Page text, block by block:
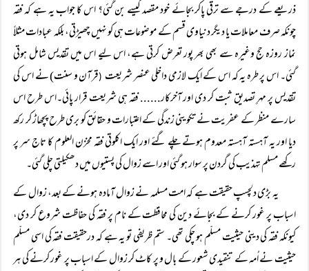
ذریعے کے درجے سے ترقی پاکر بجائے خود مقصد کیسے بن گئی؟ اس کا جواب یہ ہے کہ فقہ
چونکہ صرف معاملات یا دیگر دنیاوی قسم کے موضوعات ہی کو نہیں چھیڑتی، بلکہ عبادات مثلاً
نماز روزہ حج وغیرہ سے بھی بھر پور تعرض کرتی ہے، اس لیے اس میں تقدیس شامل ہوتی
گئی۔ اس پر طرہ یہ کہ اس کے ایک لازمی داخلی عنصر شریعت (قرآن و سنت) نے اس کی
تقدیس پر مہرِ تصدیق ثبت کر دی اور آخرکار...... فقہ ہی شریعت قرار پائی۔اس طرح اس
سارے منظر کے عفریت نے تکوینی زندگی کے اعتبارات و حقائق کو بری طرح پچھاڑ کر رکھ
دیا اور یہ آہستہ آہستہ معدوم ہوتے چلے گئے اور ایک اکلوتی فقہ مخزن العلوم کا تاج سر پر
رکھے مسلم تہذیب کی گردن پر سوار ہو گئی اور اسے زوال کی پستیوں میں دھکیلتی چلی گئی۔
یہ بڑی دلچسپ حقیقت ہے کہ امت مسلمہ نے زوال آمادہ ہونے کے بعد، زوال کے
اسباب پر غور کرنے کے بجائے دین کی محافظت کے نام پر فقہ کی حفاظت شروع کر دی،
کیونکہ فقہ کی دینی حیثیت مسلّم ہو چکی تھی۔ ستم ظریفی تو یہ ہے کہ درحقیقت فقہ کی اسی مسلّم
حیثیت نے اُمہ کے تنقیدی شعور کے بال و پر کاٹ کر زوال کے اسباب پر غور کرنے کی ہر